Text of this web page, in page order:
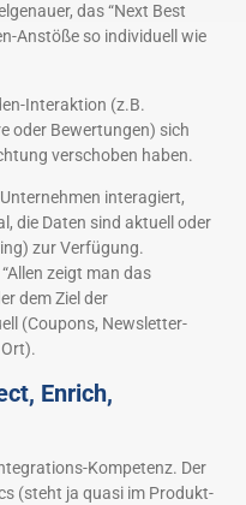
das “Next Best
Anstöße so individuell wie
Interaktion (z.B.
oder Bewertungen) sich
verschoben haben.
interagiert,
die Daten sind aktuell oder
zur Verfügung.
zeigt man das
dem Ziel der
(Coupons, Newsletter-
Enrich,
Kompetenz. Der
(steht ja quasi im Produkt-